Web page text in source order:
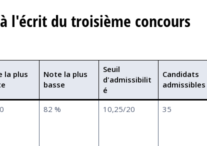
l'écrit du troisième concours
la plus
Note la plus
basse
Seuil
d'admissibilit
é
Candidats
admissibles
82 % 10,25/20 35